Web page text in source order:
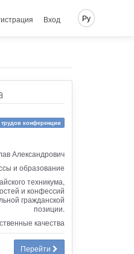
Вход Ру
конференции
Александрович
и образование
техникума,
и конфессий
гражданской
позиции.
качества
Перейти